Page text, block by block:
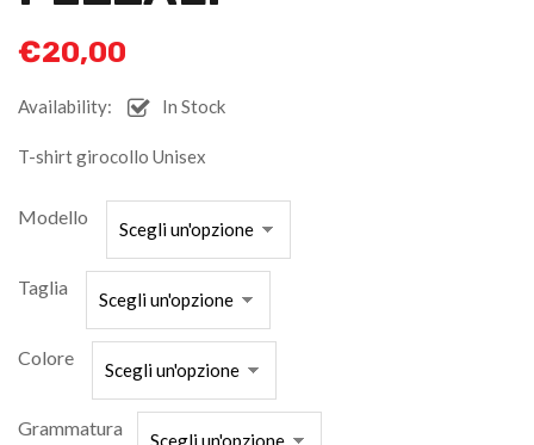
€20,00
Availability: In Stock
T-shirt girocollo Unisex
Modello
Taglia
Colore
Grammatura